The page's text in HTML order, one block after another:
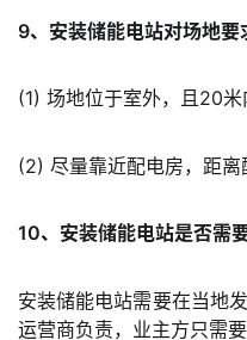
9、安装储能电站对场地要
(1) 场地位于室外，且20米
(2) 尽量靠近配电房，距离
10、安装储能电站是否需
安装储能电站需要在当地
运营商负责，业主方只需